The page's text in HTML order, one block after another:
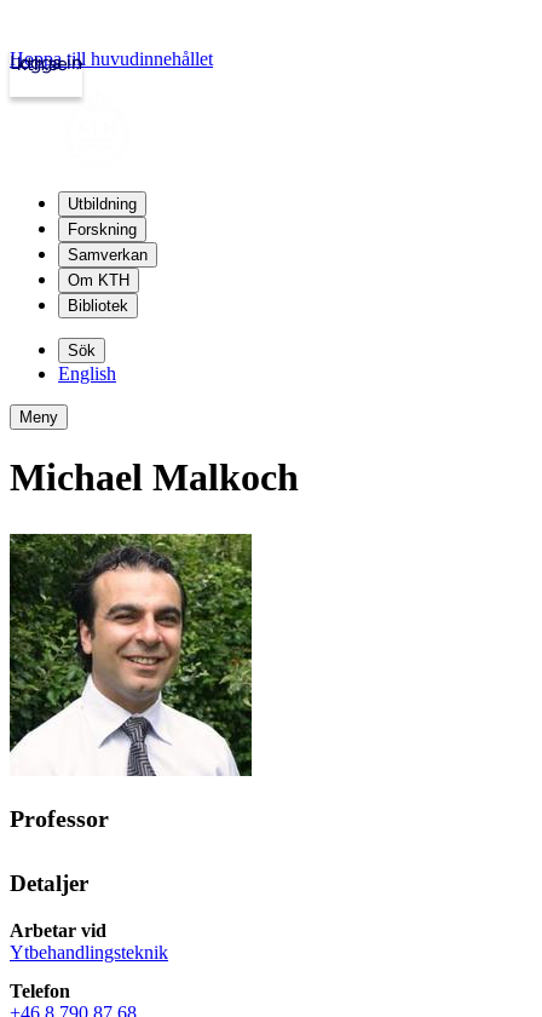
kth.se
Logga in
Hoppa till huvudinnehållet
Utbildning
Forskning
Samverkan
Om KTH
Bibliotek
Sök
English
Meny
Michael Malkoch
Professor
Detaljer
Arbetar vid
Ytbehandlingsteknik
Telefon
+46 8 790 87 68